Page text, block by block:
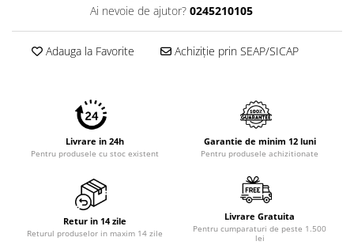
Ai nevoie de ajutor? 0245210105
Adauga la Favorite Achiziție prin SEAP/SICAP
Livrare in 24h
Pentru produsele cu stoc existent
Garantie de minim 12 luni
Pentru produsele achizitionate
Retur in 14 zile
Returul produselor in maxim 14 zile
Livrare Gratuita
Pentru cumparaturi de peste 1.500
lei